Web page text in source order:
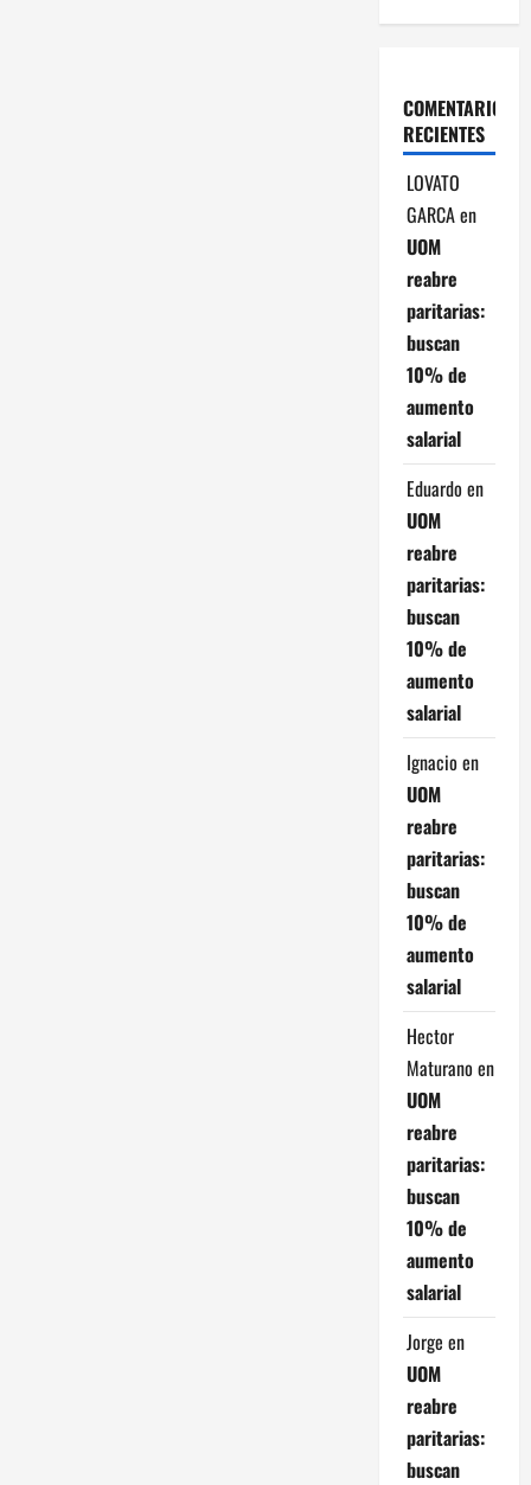
COMENTARIOS
RECIENTES
LOVATO
GARCAen
UOM
reabre
paritarias:
buscan
10% de
aumento
salarial
Eduardo en
UOM
reabre
paritarias:
buscan
10% de
aumento
salarial
Ignacio en
UOM
reabre
paritarias:
buscan
10% de
aumento
salarial
Hector
Maturano en
UOM
reabre
paritarias:
buscan
10% de
aumento
salarial
Jorge en
UOM
reabre
paritarias:
buscan